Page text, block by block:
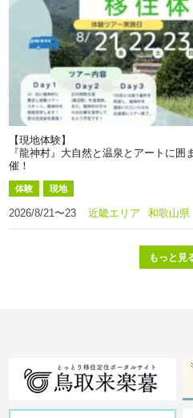
【現地体験】
『龍神村』大自然と温泉とアートに
催！
体験 現地
2026/8/21〜23 近畿エリア 和歌山県